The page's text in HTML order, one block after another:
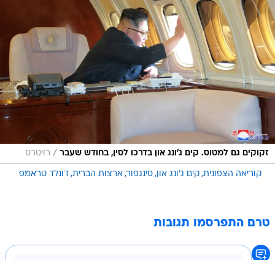
זקוקים גם למטוס. קים ג'ונג און בדרכו לסין, בחודש שעבר / רויטרס
קוריאה הצפונית קים ג'ונג און סינגפור ארצות הברית דונלד טראמפ
טרם התפרסמו תגובות